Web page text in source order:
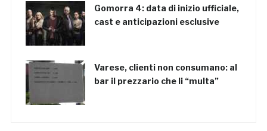
Gomorra 4: data di inizio ufficiale,
cast e anticipazioni esclusive
Varese, clienti non consumano: al
bar il prezzario che li “multa”